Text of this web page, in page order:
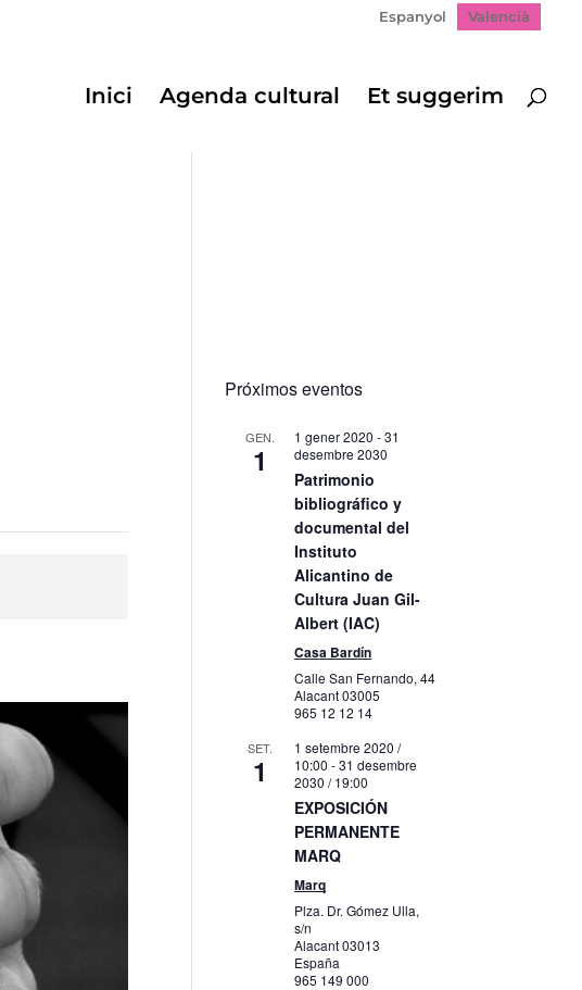
Espanyol Valencià
Inici Agenda cultural Et suggerim
Próximos eventos
GEN.
1
1 gener 2020 -31
desembre 2030
Patrimonio
bibliográfico y
documental del
Instituto
Alicantino de
Cultura Juan Gil-
Albert (IAC)
Casa Bardín
Calle San Fernando, 44
Alacant03005
965 12 12 14
SET.
1
1 setembre 2020 /
10:00 -31 desembre
2030 / 19:00
EXPOSICIÓN
PERMANENTE
MARQ
Marq
Plza. Dr. Gómez Ulla,
s/n
Alacant03013
España
965 149 000